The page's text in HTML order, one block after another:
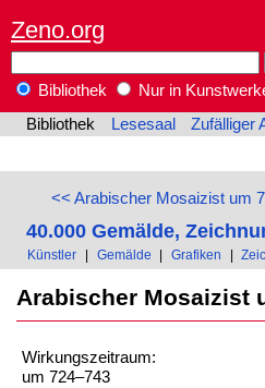
Zeno.org
Bibliothek
Nur in
Bibliothek
Lesesaal Zufälliger
<< Arabischer Mosaizist um
40.000 Gemälde,
Künstler | Gemälde | Grafiken |
Arabischer Mosaizist
Wirkungszeitraum:
um 724–743